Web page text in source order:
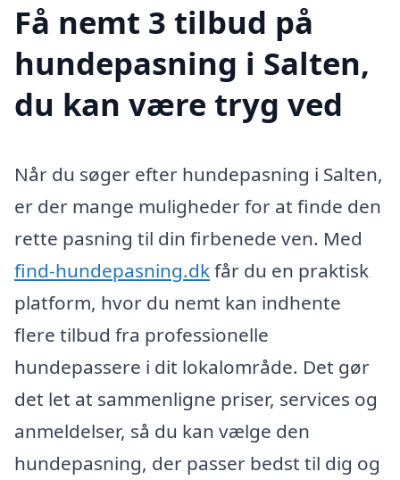
Få nemt 3 tilbud på
hundepasning i Salten,
du kan være tryg ved
Når du søger efter hundepasning i Salten,
er der mange muligheder for at finde den
rette pasning til din firbenede ven. Med
find-hundepasning.dkfår du en praktisk
platform, hvor du nemt kan indhente
flere tilbud fra professionelle
hundepassere i dit lokalområde. Det gør
det let at sammenligne priser, services og
anmeldelser, så du kan vælge den
hundepasning, der passer bedst til dig og